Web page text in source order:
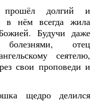
прошёл долгий и
в нём всегда жила
Будучи даже
отец
сеятелю,
свои проповеди и
щедро делился